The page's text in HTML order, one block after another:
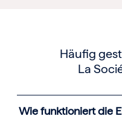
Häufig
La
Wie funktioniert die